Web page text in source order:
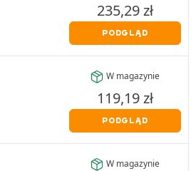
235,29zł
PODGLĄD
W magazynie
119,19zł
PODGLĄD
W magazynie